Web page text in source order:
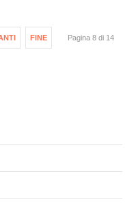
FINE Pagina 8 di 14